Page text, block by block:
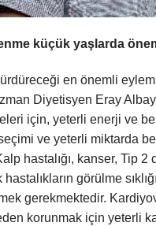
küçük yaşlarda
en önemli
Diyetisyen Eray
için, yeterli enerji ve
ve yeterli miktarda
hastalığı, kanser, Tip
görülme
gerekmektedir.
korunmak için yeterli